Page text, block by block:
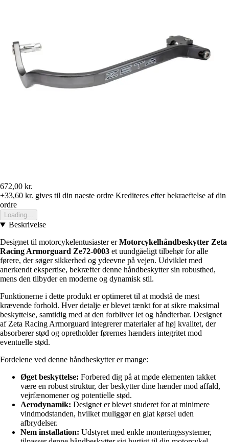
672,00 kr.
+33,60 kr. gives til din naeste ordre Krediteres efter bekraeftelse af din
ordre
Loading...
Beskrivelse
Designet til motorcykelentusiaster erMotorcykelhåndbeskytter Zeta
Racing Armorguard Ze72-0003 et uundgåeligt tilbehør for alle
førere, der søger sikkerhed og ydeevne på vejen. Udviklet med
anerkendt ekspertise, bekræfter denne håndbeskytter sin robusthed,
mens den tilbyder en moderne og dynamisk stil.
Funktionerne i dette produkt er optimeret til at modstå de mest
krævende forhold. Hver detalje er blevet tænkt for at sikre maksimal
beskyttelse, samtidig med at den forbliver let og håndterbar. Designet
af Zeta Racing Armorguard integrerer materialer af høj kvalitet, der
absorberer stød og opretholder førernes hænders integritet mod
eventuelle stød.
Fordelene ved denne håndbeskytter er mange:
Øget beskyttelse: Forbered dig på at møde elementen takket
være en robust struktur, der beskytter dine hænder mod affald,
vejrfænomener og potentielle stød.
Aerodynamik: Designet er blevet studeret for at minimere
vindmodstanden, hvilket muliggør en glat kørsel uden
afbrydelser.
Nem installation: Udstyret med enkle monteringssystemer,